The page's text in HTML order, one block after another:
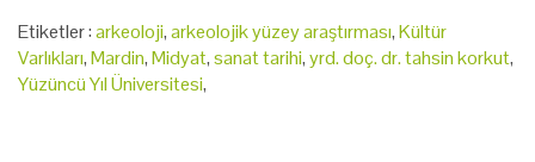
Etiketler :arkeoloji,arkeolojik yüzey araştırması,Kültür
Varlıkları,Mardin,Midyat,sanat tarihi,yrd. doç. dr. tahsin korkut,
Yüzüncü Yıl Üniversitesi,